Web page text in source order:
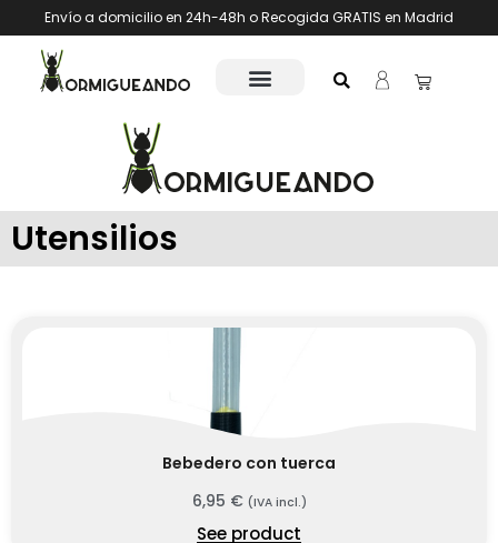
Envío a domicilio en 24h-48h o Recogida GRATIS en Madrid
Utensilios
Bebedero con tuerca
6,95 € (IVA incl.)
See product